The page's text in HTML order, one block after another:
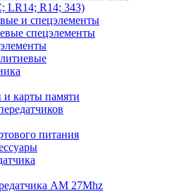
LR14; R14; 343)
и спецэлементы
спецэлементы
и карты памяти
питания
AM 27Mhz